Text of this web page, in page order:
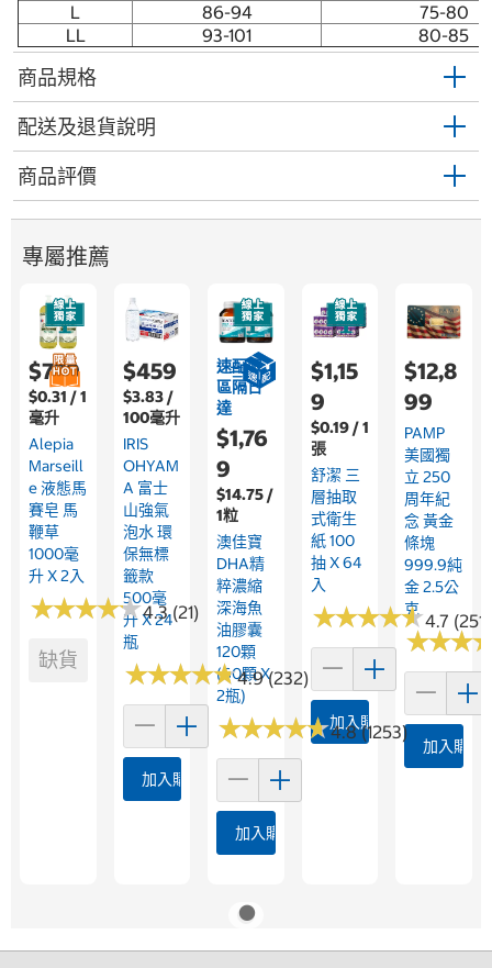
L
86-94
75-80
LL
93-101 80-85
商品規格
配送及退貨說明
商品評價
專屬推薦
$779
$0.31 / 1
毫升
Alepia
Marseill
E 液態馬
賽皂 馬
鞭草
1000毫
升 X 2入
★★★★★
★★★★★4.3 (21)
缺貨
$459
$3.83 /
100毫升
IRIS
OHYAM
A 富士
山強氣
泡水 環
保無標
籤款
500毫
升 X 24
瓶
★★★★★
★★★★★4.9 (232)
加入購物車
速配限
區隔日
達
$1,76
9
$14.75 /
1粒
澳佳寶
DHA精
粹濃縮
深海魚
油膠囊
120顆
(60顆 X
2瓶)
★★★★★
★★★★★4.8 (1253)
加入購物車
$1,15
9
$0.19 / 1
張
舒潔 三
層抽取
式衛生
紙 100
抽 X 64
入
★★★★★
★★★★★4.7
加入購物車
$12,8
99
PAMP
美國獨
立 250
周年紀
念 黃金
條塊
999.9純
金 2.5公
克
★★★
★★★
加入購物